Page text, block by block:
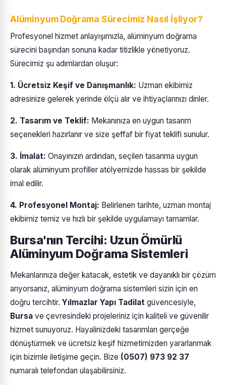
Alüminyum Doğrama Sürecimiz Nasıl İşliyor?
Profesyonel hizmet anlayışımızla, alüminyum doğrama
sürecini başından sonuna kadar titizlikle yönetiyoruz.
Sürecimiz şu adımlardan oluşur:
1. Ücretsiz Keşif ve Danışmanlık: Uzman ekibimiz
adresinize gelerek yerinde ölçü alır ve ihtiyaçlarınızı dinler.
2. Tasarım ve Teklif: Mekanınıza en uygun tasarım
seçenekleri hazırlanır ve size şeffaf bir fiyat teklifi sunulur.
3. İmalat: Onayınızın ardından, seçilen tasarıma uygun
olarak alüminyum profiller atölyemizde hassas bir şekilde
imal edilir.
4. Profesyonel Montaj: Belirlenen tarihte, uzman montaj
ekibimiz temiz ve hızlı bir şekilde uygulamayı tamamlar.
Bursa'nın Tercihi: Uzun Ömürlü
Alüminyum Doğrama Sistemleri
Mekanlarınıza değer katacak, estetik ve dayanıklı bir çözüm
arıyorsanız, alüminyum doğrama sistemleri sizin için en
doğru tercihtir. Yılmazlar Yapı Tadilat güvencesiyle,
Bursa ve çevresindeki projeleriniz için kaliteli ve güvenilir
hizmet sunuyoruz. Hayalinizdeki tasarımları gerçeğe
dönüştürmek ve ücretsiz keşif hizmetimizden yararlanmak
için bizimle iletişime geçin. Bize (0507) 973 92 37
numaralı telefondan ulaşabilirsiniz.